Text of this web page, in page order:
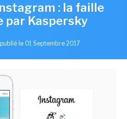
: la faille
par Kaspersky
publié le 01 Septembre 2017